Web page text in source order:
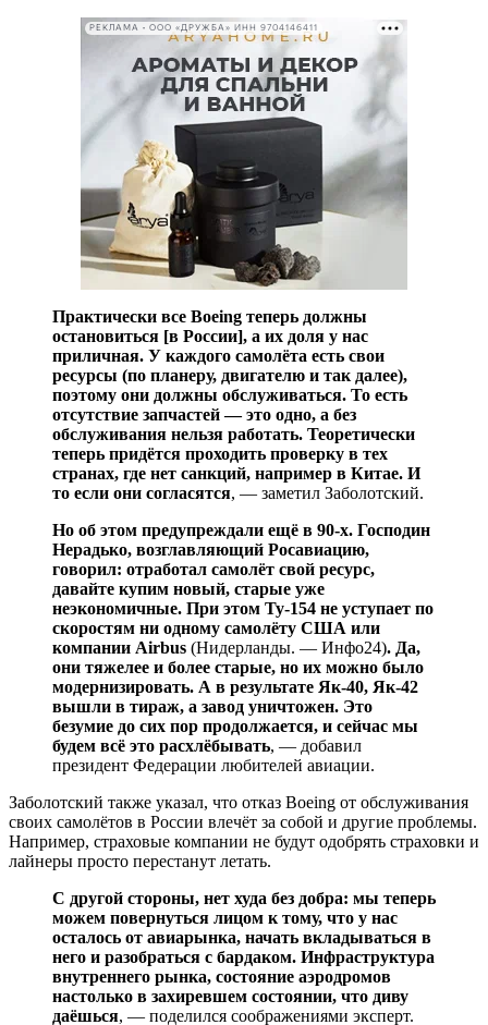
РЕКЛАМА • ООО «ДРУЖБА» ИНН 9704146411
Практически все Boeing теперь должны
остановиться [в России], а их доля у нас
приличная. У каждого самолёта есть свои
ресурсы (по планеру, двигателю и так далее),
поэтому они должны обслуживаться. То есть
отсутствие запчастей — это одно, а без
обслуживания нельзя работать. Теоретически
теперь придётся проходить проверку в тех
странах, где нет санкций, например в Китае. И
то если они согласятся, — заметил Заболотский.
Но об этом предупреждали ещё в 90-х. Господин
Нерадько, возглавляющий Росавиацию,
говорил: отработал самолёт свой ресурс,
давайте купим новый, старые уже
неэкономичные. При этом Ту-154 не уступает по
скоростям ни одному самолёту США или
компании Airbus (Нидерланды. — Инфо24). Да,
они тяжелее и более старые, но их можно было
модернизировать. А в результате Як-40, Як-42
вышли в тираж, а завод уничтожен. Это
безумие до сих пор продолжается, и сейчас мы
будем всё это расхлёбывать, — добавил
президент Федерации любителей авиации.
Заболотский также указал, что отказ Boeing от обслуживания
своих самолётов в России влечёт за собой и другие проблемы.
Например, страховые компании не будут одобрять страховки и
лайнеры просто перестанут летать.
С другой стороны, нет худа без добра: мы теперь
можем повернуться лицом к тому, что у нас
осталось от авиарынка, начать вкладываться в
него и разобраться с бардаком. Инфраструктура
внутреннего рынка, состояние аэродромов
настолько в захиревшем состоянии, что диву
даёшься, — поделился соображениями эксперт.